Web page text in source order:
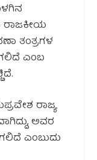
ರಾಜಕೀಯ
ತಂತ್ರಗಳ
ಎಂಬ
ರಾಜ್ಯ
ಅವರ
ಎಂಬುದು